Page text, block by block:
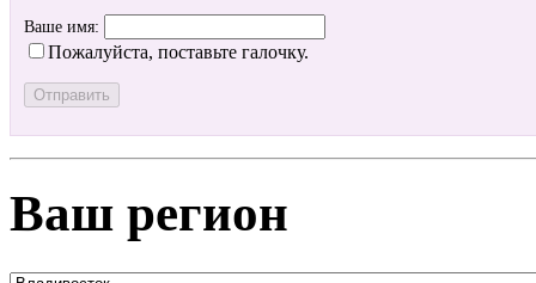
Ваше имя:
Пожалуйста, поставьте галочку.
Ваш регион